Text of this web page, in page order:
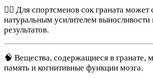
🏃‍♂️ Для спортсменов сок граната может
натуральным усилителем
результатов.
🧠 Вещества, содержащиеся в гранате,
память и когнитивные функции мозга.